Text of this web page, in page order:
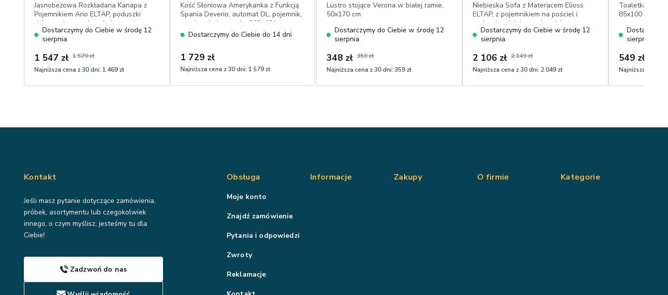
Jasnobeżowa Rozkładana Kanapa z
Pojemnikiem Ario ELTAP, poduszki
dekoracyjne,powierzchnia spania:
111x196 cm, przyjemny w dotyku
sztruks
Dostarczymy do Ciebie w środę 12
sierpnia
1 547 zł 1 579 zł
Najniższa cena z 30 dni: 1 469 zł
Kość Słoniowa Amerykanka z Funkcją
Spania Deverio, automat DL, pojemnik,
powierzchnia spania: 203×131
cm,welur
Dostarczymy do Ciebie do 14 dni
1 729 zł
Najniższa cena z 30 dni: 1 579 zł
Lustro stojące Verona w białej ramie,
50x170 cm
Dostarczymy do Ciebie w środę 12
sierpnia
348 zł 359 zł
Najniższa cena z 30 dni: 359 zł
Niebieska Sofa z Materacem Elioss
ELTAP, z pojemnikiem na pościel i
poduszkami dekoracyjnymi, łatwa w
czyszczeniu tkanina sztruks
Dostarczymy do Ciebie w środę 12
sierpnia
2 106 zł 2 149 zł
Najniższa cena z 30 dni: 2 049 zł
Toaletka
85x100 cm,
sierpnia
549 zł
Najniższa cena z
Kontakt
Jeśli masz pytanie dotyczące zamówienia,
próbek, asortymentu lub czegokolwiek
innego, o czym myślisz, jesteśmy tu dla
Ciebie!
Zadzwoń do nas
Obsługa
Moje konto
Znajdź zamówienie
Pytania i odpowiedzi
Zwroty
Reklamacje
Informacje Zakupy O firmie Kategorie